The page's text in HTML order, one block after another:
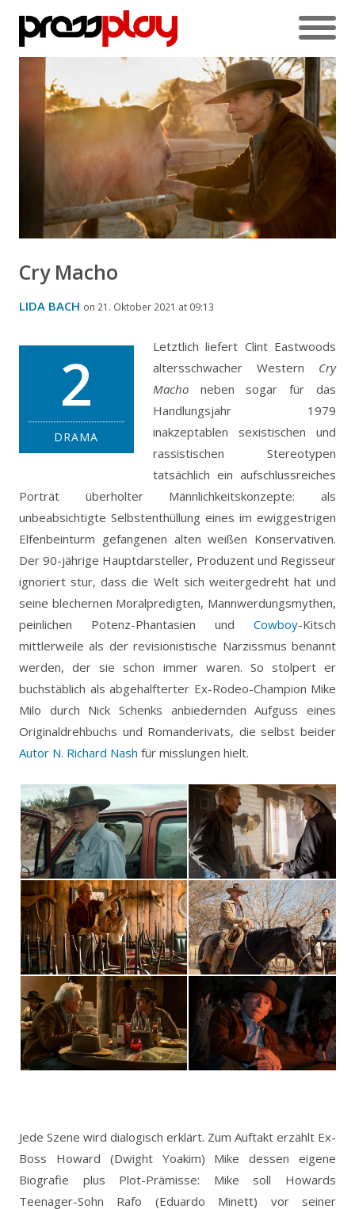
Cry Macho
LIDA BACH on 21. Oktober 2021 at 09:13
2
DRAMA
Letztlich liefert Clint Eastwoods
altersschwacher Western Cry
Machoneben sogar für das
Handlungsjahr 1979
inakzeptablen sexistischen und
rassistischen Stereotypen
tatsächlich ein aufschlussreiches
Porträt überholter Männlichkeitskonzepte: als
unbeabsichtigte Selbstenthüllung eines im ewiggestrigen
Elfenbeinturm gefangenen alten weißen Konservativen.
Der 90-jährige Hauptdarsteller, Produzent und Regisseur
ignoriert stur, dass die Welt sich weitergedreht hat und
seine blechernen Moralpredigten, Mannwerdungsmythen,
peinlichen Potenz-Phantasien und Cowboy-Kitsch
mittlerweile als der revisionistische Narzissmus benannt
werden, der sie schon immer waren. So stolpert er
buchstäblich als abgehalfterter Ex-Rodeo-Champion Mike
Milo durch Nick Schenks anbiedernden Aufguss eines
Originaldrehbuchs und Romanderivats, die selbst beider
Autor N. Richard Nash für misslungen hielt.
Jede Szene wird dialogisch erklärt. Zum Auftakt erzählt Ex-
Boss Howard (Dwight Yoakim) Mike dessen eigene
Biografie plus Plot-Prämisse: Mike soll Howards
Teenager-Sohn Rafo (Eduardo Minett) vor seiner